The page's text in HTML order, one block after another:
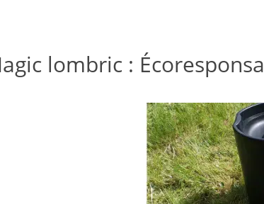
lombric :